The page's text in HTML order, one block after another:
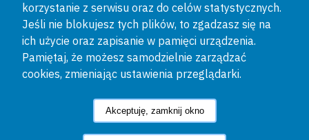
korzystanie z serwisu oraz do celów statystycznych.
Jeśli nie blokujesz tych plików, to zgadzasz się na
ich użycie oraz zapisanie w pamięci urządzenia.
Pamiętaj, że możesz samodzielnie zarządzać
cookies, zmieniając ustawienia przeglądarki.
Akceptuję, zamknij okno